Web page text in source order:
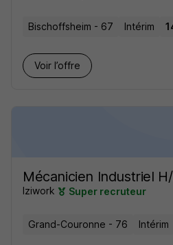
Bischoffsheim - 67 Intérim
Voir l’offre
Mécanicien Industriel
Iziwork Super recruteur
Grand-Couronne - 76 Intérim